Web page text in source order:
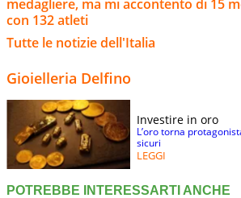
medagliere, ma mi accontento di 15
con 132 atleti
Tutte le notizie dell'Italia
Gioielleria Delfino
Investire in oro
L’oro torna
sicuri
LEGGI